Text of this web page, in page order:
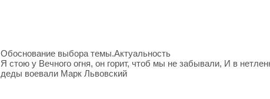
Обоснование выбора темы.Актуальность
Я стою у Вечного огня, он горит, чтоб мы не забывали, И в
деды воевали Марк Львовский